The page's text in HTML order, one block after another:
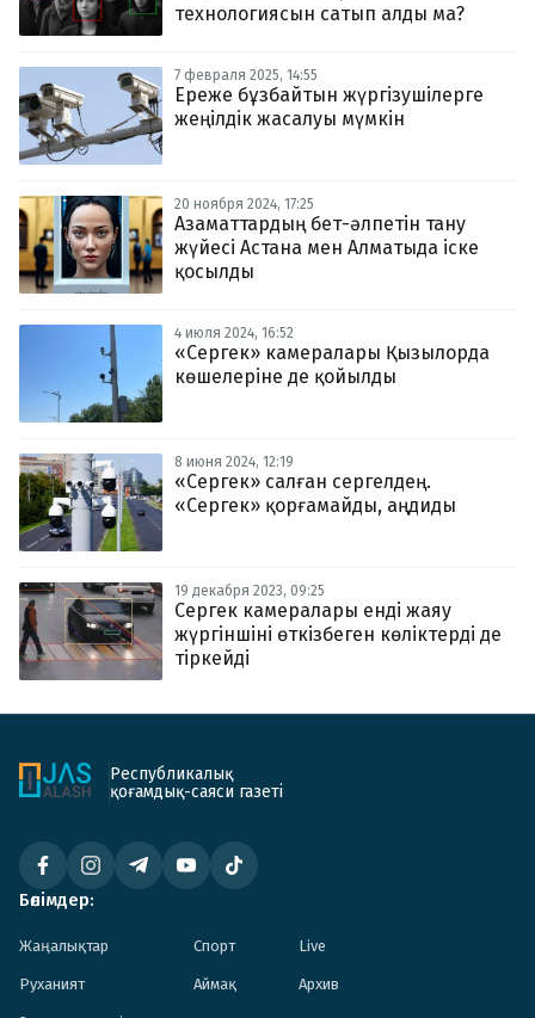
технологиясын сатып алды ма?
7 февраля 2025, 14:55
Ереже бұзбайтын жүргізушілерге
жеңілдік жасалуы мүмкін
20 ноября 2024, 17:25
Азаматтардың бет-әлпетін тану
жүйесі Астана мен Алматыда іске
қосылды
4 июля 2024, 16:52
«Сергек» камералары Қызылорда
көшелеріне де қойылды
8 июня 2024, 12:19
«Сергек» салған сергелдең.
«Сергек» қорғамайды, аңдиды
19 декабря 2023, 09:25
Сергек камералары енді жаяу
жүргіншіні өткізбеген көліктерді де
тіркейді
Республикалық
қоғамдық-саяси газеті
Бөлімдер:
Жаңалықтар Спорт Live
Руханият Аймақ Архив